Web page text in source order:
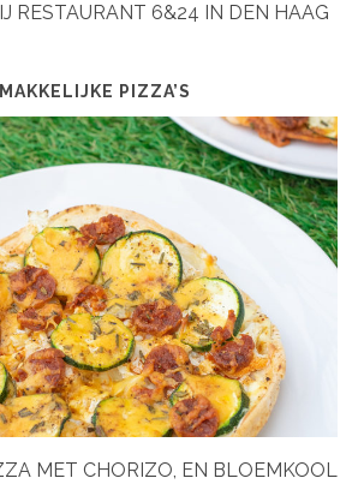
RESTAURANT 6&24 IN DEN HAAG
MAKKELIJKE PIZZA’S
MET CHORIZO, EN BLOEMKOOL